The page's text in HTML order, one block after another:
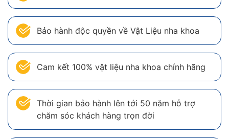
Bảo hành độc quyền về Vật Liệu nha khoa
Cam kết 100% vật liệu nha khoa chính hãng
Thời gian bảo hành lên tới 50 năm hỗ trợ
chăm sóc khách hàng trọn đời